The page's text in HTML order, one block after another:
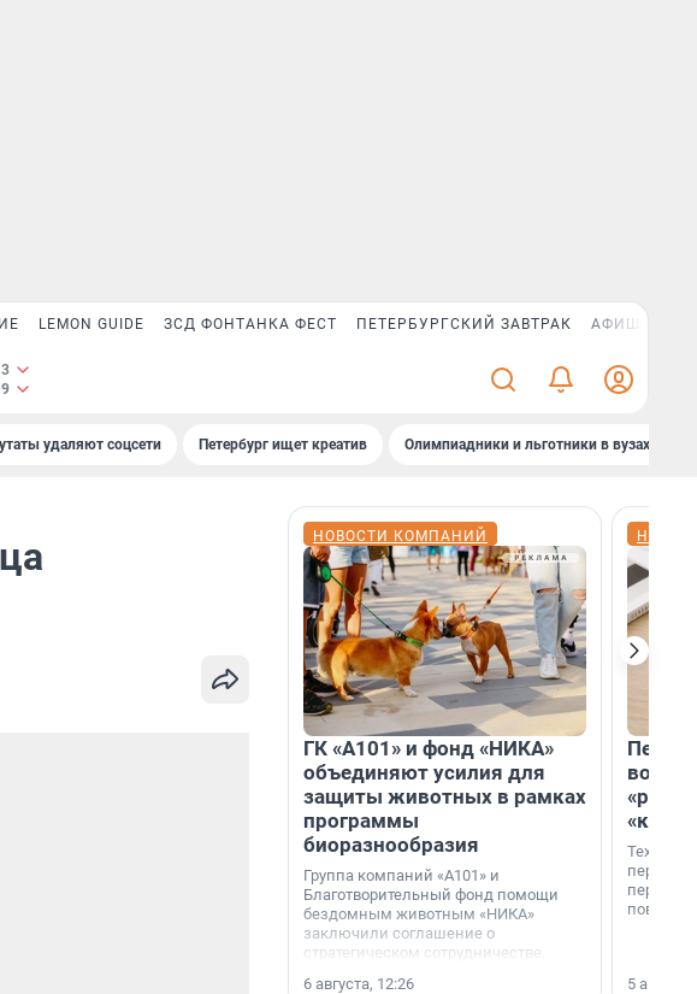
LEMON GUIDE ЗСД ФОНТАНКА ФЕСТ ПЕТЕРБУРГСКИЙ ЗАВТРАК АФИША PLUS
удаляют соцсети Петербург ищет креатив Олимпиадники и льготники в вузах СПб
НОВОСТИ КОМПАНИЙ
ГК «А101» и фонд «НИКА»
объединяют усилия для
защиты животных в рамках
программы
биоразнообразия
Группа компаний «А101» и
Благотворительный фонд помощи
бездомным животным «НИКА»
заключили соглашение о
стратегическом сотрудничестве.
6 августа, 12:26
5